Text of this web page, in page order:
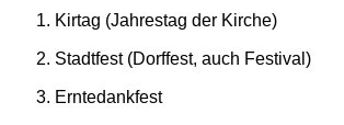
Kirtag (Jahrestag der Kirche)
Stadtfest (Dorffest, auch Festival)
Erntedankfest